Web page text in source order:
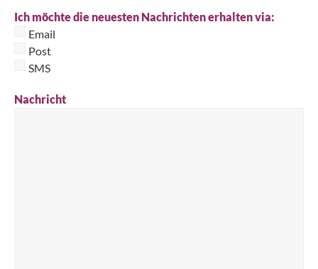
Ich möchte die neuesten Nachrichten erhalten via:
Email
Post
SMS
Nachricht